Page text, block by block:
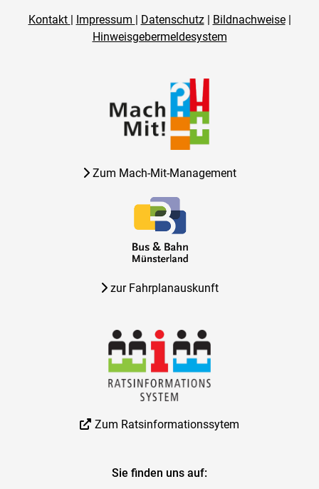
Kontakt | Impressum | Datenschutz| Bildnachweise|
Hinweisgebermeldesystem
Zum Mach-Mit-Management
zur Fahrplanauskunft
Zum Ratsinformationssytem
Sie finden uns auf: